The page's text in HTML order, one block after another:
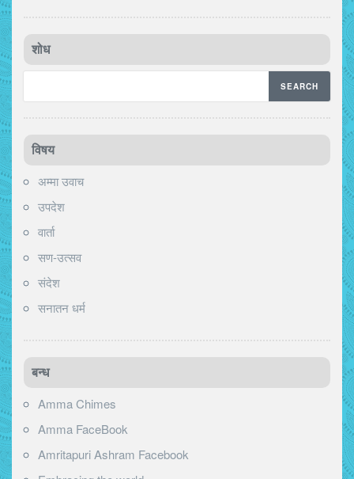
शोध
विषय
अम्मा उवाच
उपदेश
वार्ता
सण-उत्सव
संदेश
सनातन धर्म
बन्ध
Amma Chimes
Amma FaceBook
Amritapuri Ashram Facebook